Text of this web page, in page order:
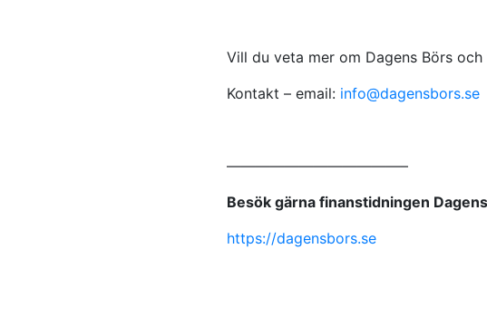
Vill du veta mer om Dagens Börs och
Kontakt – email: info@dagensbors.se
————————————–
Besök gärna finanstidningen
https://dagensbors.se